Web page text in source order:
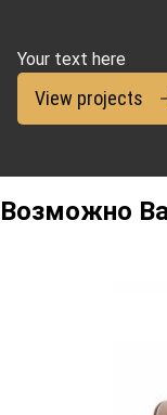
Your text here
View projects
Возможно